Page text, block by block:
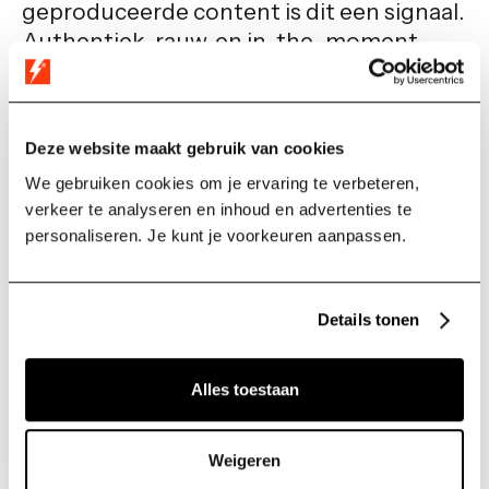
Deze website maakt gebruik van cookies
We gebruiken cookies om je ervaring te verbeteren,
verkeer te analyseren en inhoud en advertenties te
personaliseren. Je kunt je voorkeuren aanpassen.
Details tonen
Alles toestaan
Weigeren
geproduceerde content is dit een signaal.
Authentiek, rauw, en in-the-moment
wint terrein. Niet alleen in Instants, maar
in de algehele tone of voice van het
Reels en Stories blijven
jouw werkpaarden
Begrijp ons goed: Instants ís geen
vervanging voor je organische strategie.
Stories de plek waar je groei realiseert.
Maar de manier waarop ze worden
geconsumeerd verandert wel mee. Hoe
meer Meta inzet op casual, hoe meer jouw